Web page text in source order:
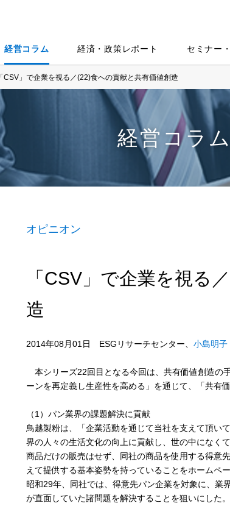
経営コラム 経済・政策レポート セミナー
「CSV」で企業を視る／(22)食への貢献と共有価値創造
経営コラム
オピニオン
「CSV」で企業を視る
造
2014年08月01日 ESGリサーチセンター、 小島明子
本シリーズ22回目となる今回は、共有価値創造の
ーンを再定義し生産性を高める」を通じて、「共有
（1）パン業界の課題解決に貢献
鳥越製粉は、「企業活動を通じて当社を支えて頂い
界の人々の生活文化の向上に貢献し、世の中になく
商品だけの販売はせず、同社の商品を使用する得意
えて提供する基本姿勢を持っていることをホームペ
昭和29年、同社では、得意先パン企業を対象に、業
が直面していた諸問題を解決することを狙いにした